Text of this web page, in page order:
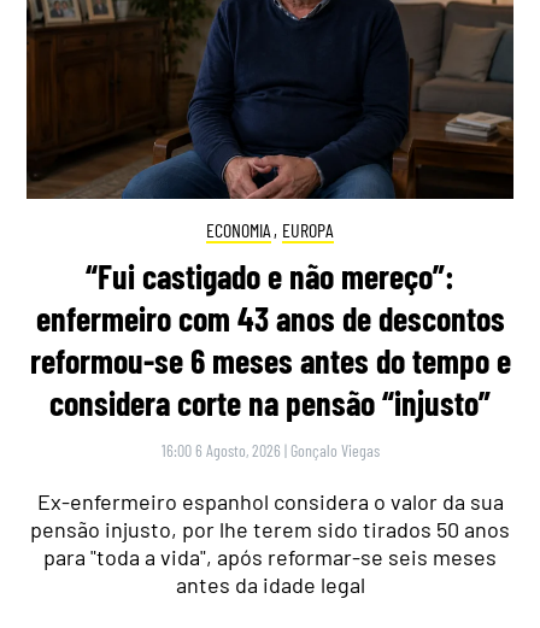
ECONOMIA , EUROPA
“Fui castigado e não mereço”:
enfermeiro com 43 anos de descontos
reformou-se 6 meses antes do tempo e
considera corte na pensão “injusto”
16:00 6 Agosto, 2026 | Gonçalo Viegas
Ex-enfermeiro espanhol considera o valor da sua
pensão injusto, por lhe terem sido tirados 50 anos
para "toda a vida", após reformar-se seis meses
antes da idade legal